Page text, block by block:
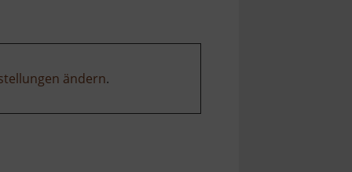
ändern.